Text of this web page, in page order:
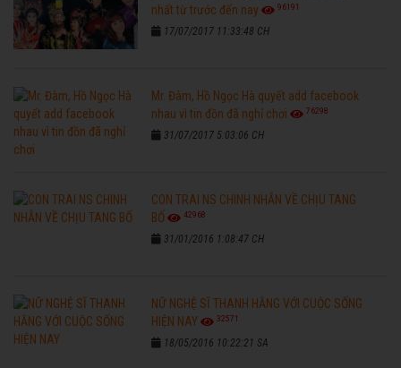
nhất từ trước đến nay
96191
17/07/2017 11:33:48 CH
Mr. Đàm, Hồ Ngọc Hà quyết add facebook
nhau vì tin đồn đã nghỉ chơi
76298
31/07/2017 5:03:06 CH
CON TRAI NS CHINH NHẪN VỀ CHỊU TANG
BỐ
42968
31/01/2016 1:08:47 CH
NỮ NGHỆ SĨ THANH HẰNG VỚI CUỘC SỐNG
HIỆN NAY
32571
18/05/2016 10:22:21 SA